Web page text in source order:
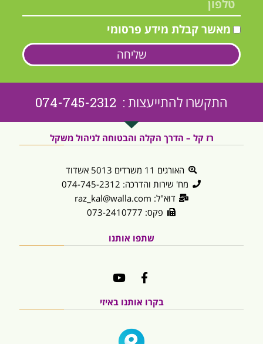
מאשר קבלת מידע פרסומי
שליחה
התקשרו להתייעצות : 074-745-2312
רז קל – הדרך הקלה והבטוחה לניהול משקל
האורגים 11 משרדים 5013 אשדוד
מח' שירות והדרכה: 074-745-2312
דוא"ל: raz_kal@walla.com
פקס: 073-2410777
שתפו אותנו
בקרו אותנו באיזי